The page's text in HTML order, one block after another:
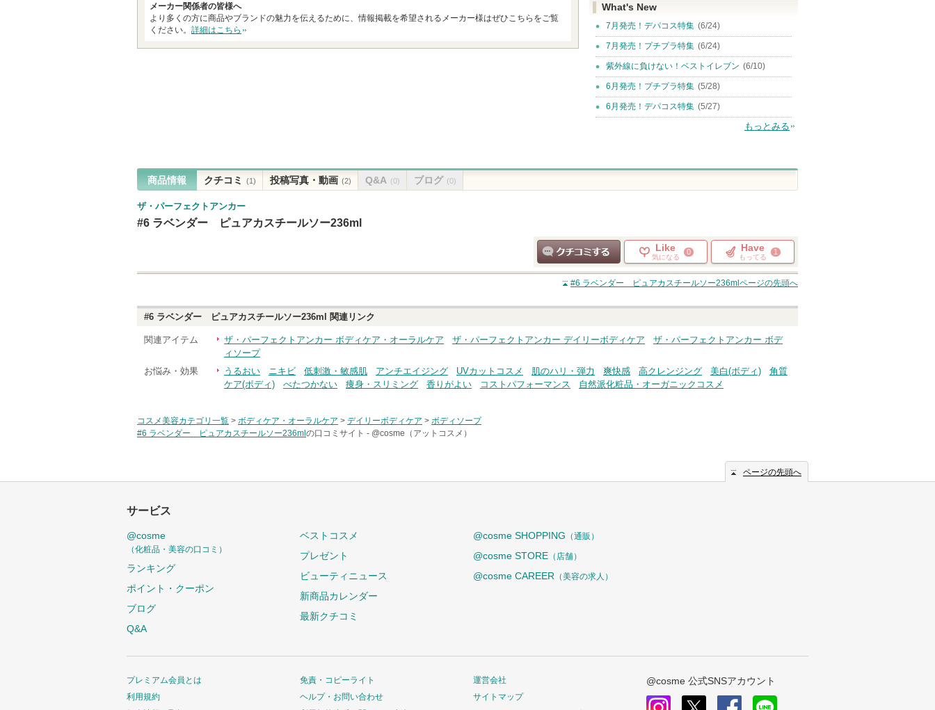
メーカー関係者の皆様へ
より多くの方に商品やブランドの魅力を伝えるために、情報掲載を希望されるメーカー様はぜひこちらをご覧
ください。 詳細はこちら
What's New
7月発売！デパコス特集 (6/24)
7月発売！プチプラ特集 (6/24)
紫外線に負けない！ベストイレブン (6/10)
6月発売！プチプラ特集 (5/28)
6月発売！デパコス特集 (5/27)
もっとみる
商品情報 クチコミ (1) 投稿写真・動画 (2) Q&A (0) ブログ (0)
ザ・パーフェクトアンカー
#6 ラベンダー ピュアカスチールソー236ml
クチコミする
Like
気になる
0 Have
もってる
1
#6 ラベンダー ピュアカスチールソー236ml ページの先頭へ
#6 ラベンダー ピュアカスチールソー236ml 関連リンク
関連アイテム ザ・パーフェクトアンカー ボディケア・オーラルケア ザ・パーフェクトアンカー デイリーボディケア
ザ・パーフェクトアンカー ボデ
ィソープ
お悩み・効果
うるおい ニキビ 低刺激・敏感肌 アンチエイジング UVカットコスメ 肌のハリ・弾力 爽快感 高クレンジング 美白(ボディ)
角質
ケア(ボディ)
べたつかない 痩身・スリミング 香りがよい コストパフォーマンス 自然派化粧品・オーガニックコスメ
コスメ美容カテゴリ一覧 > ボディケア・オーラルケア > デイリーボディケア > ボディソープ
#6 ラベンダー ピュアカスチールソー236ml の口コミサイト - @cosme（アットコスメ）
ページの先頭へ
サービス
@cosme
（化粧品・美容の口コミ）
ランキング
ポイント・クーポン
ブログ
Q&A
ベストコスメ
プレゼント
ビューティニュース
新商品カレンダー
最新クチコミ
@cosme SHOPPING （通販）
@cosme STORE （店舗）
@cosme CAREER （美容の求人）
プレミアム会員とは
利用規約
免責・コピーライト
ヘルプ・お問い合わせ
運営会社
サイトマップ
@cosme 公式SNSアカウント